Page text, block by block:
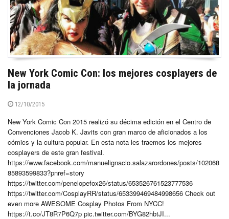
New York Comic Con: los mejores cosplayers de
la jornada
12/10/2015
New York Comic Con 2015 realizó su décima edición en el Centro de
Convenciones Jacob K. Javits con gran marco de aficionados a los
cómics y la cultura popular. En esta nota les traemos los mejores
cosplayers de este gran festival.
https://www.facebook.com/manuelignacio.salazarordones/posts/102068
85893599833?pnref=story
https://twitter.com/penelopefox26/status/653526761523777536
https://twitter.com/CosplayRR/status/653399469484998656 Check out
even more AWESOME Cosplay Photos From NYCC!
https://t.co/JT8R7P6Q7p pic.twitter.com/BYG82hbtJI...